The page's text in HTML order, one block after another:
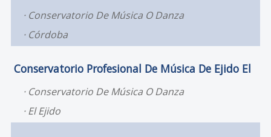
Conservatorio De Música O Danza
Córdoba
Conservatorio Profesional De Música De Ejido El
Conservatorio De Música O Danza
El Ejido